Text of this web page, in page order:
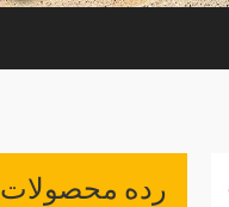
رده محصولات